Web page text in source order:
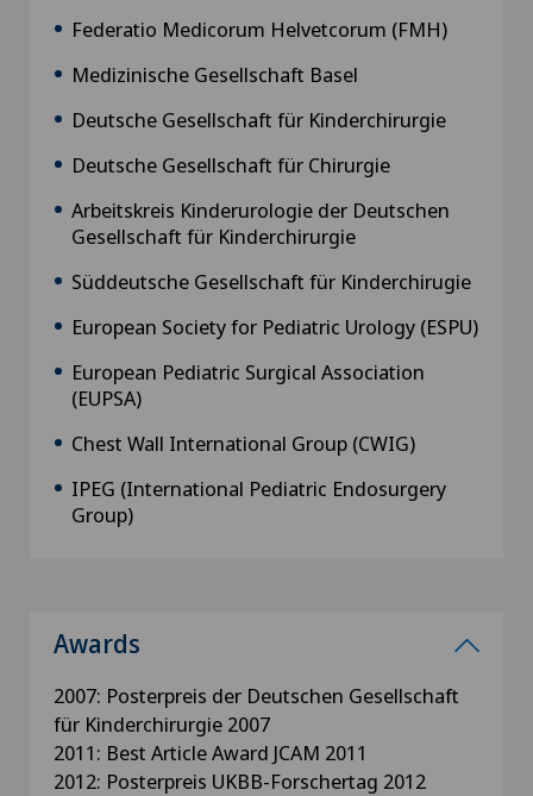
Federatio Medicorum Helvetcorum (FMH)
Medizinische Gesellschaft Basel
Deutsche Gesellschaft für Kinderchirurgie
Deutsche Gesellschaft für Chirurgie
Arbeitskreis Kinderurologie der Deutschen
Gesellschaft für Kinderchirurgie
Süddeutsche Gesellschaft für Kinderchirugie
European Society for Pediatric Urology (ESPU)
European Pediatric Surgical Association
(EUPSA)
Chest Wall International Group (CWIG)
IPEG (International Pediatric Endosurgery
Group)
Awards
2007: Posterpreis der Deutschen Gesellschaft
für Kinderchirurgie 2007
2011: Best Article Award JCAM 2011
2012: Posterpreis UKBB-Forschertag 2012